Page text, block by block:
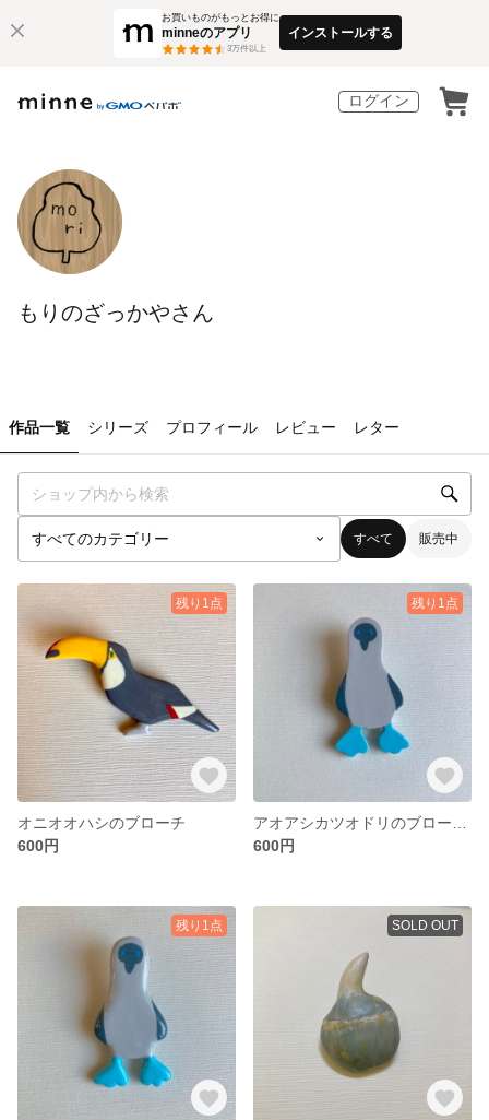
お買いものがもっとお得に
minneのアプリ
3万件以上
インストールする
ログイン
もりのざっかやさん
作品一覧 シリーズ プロフィール レビュー レター
すべて 販売中
残り1点
オニオオハシのブローチ
600円
残り1点
600円
残り1点 SOLD OUT